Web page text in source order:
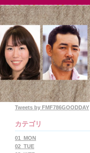
Tweets by FMF786GOODDAY
カテゴリ
01_MON
02_TUE